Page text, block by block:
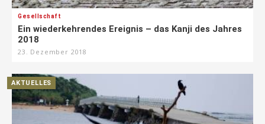
Gesellschaft
Ein wiederkehrendes Ereignis – das Kanji des Jahres
2018
23. Dezember 2018
AKTUELLES